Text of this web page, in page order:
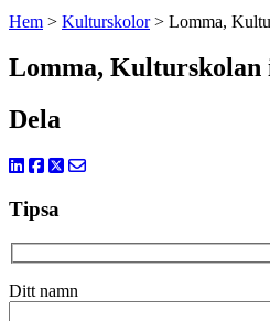
Hem > Kulturskolor> Lomma,
Lomma, Kulturskolan
Dela
Tipsa
Ditt namn